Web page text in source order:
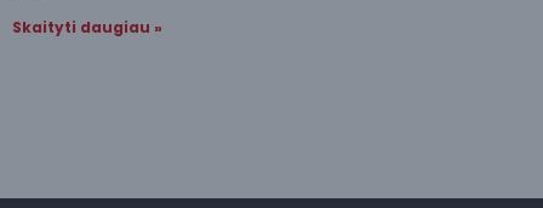
Skaityti daugiau »